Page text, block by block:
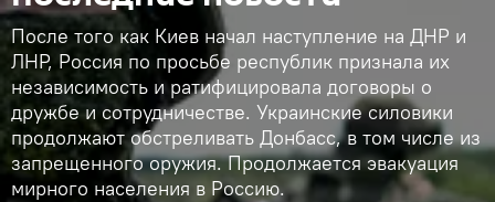
После того как Киев начал наступление на ДНР и
ЛНР, Россия по просьбе республик признала их
независимость и ратифицировала договоры о
дружбе и сотрудничестве. Украинские силовики
продолжают обстреливать Донбасс, в том числе из
запрещенного оружия. Продолжается эвакуация
мирного населения в Россию.